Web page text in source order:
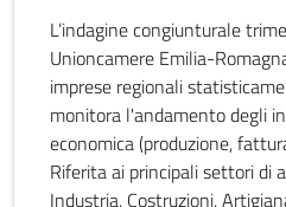
L’indagine congiunturale
Unioncamere Emilia-
imprese regionali
monitora l'andamento degli
economica (produzione,
Riferita ai principali settori di
Industria, Costruzioni,